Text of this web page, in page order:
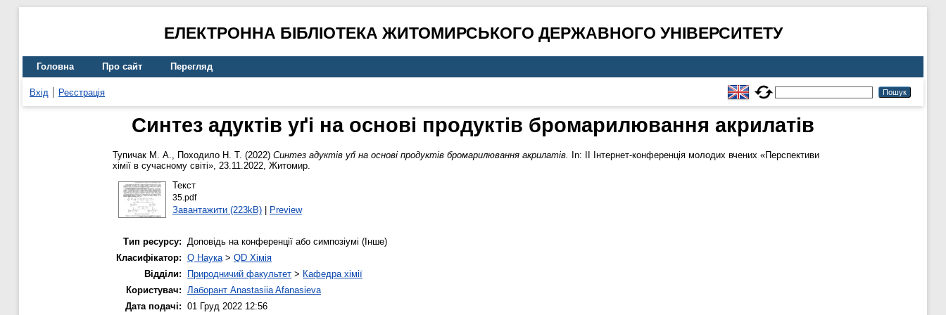
ЕЛЕКТРОННА БІБЛІОТЕКА ЖИТОМИРСЬКОГО ДЕРЖАВНОГО УНІВЕРСИТЕТУ
Головна Про сайт Перегляд
Вхід Реєстрація
Синтез адуктів уґі на основі продуктів бромарилювання акрилатів
Тупичак М. А., Походило Н. Т. (2022) Синтез адуктів уґі на основі продуктів бромарилювання акрилатів.
In: ІІ Інтернет-конференція молодих вчених «Перспективи
хімії в сучасному світі», 23.11.2022, Житомир.
Текст
35.pdf
Завантажити (223kB)| Preview
Тип ресурсу: Доповідь на конференції або симпозіумі (Інше)
Класифікатор: Q Наука> QD Хімія
Відділи:
Природничий факультет > Кафедра хімії
Користувач: Лаборант Anastasiia Afanasieva
Дата подачі: 01 Груд 2022 12:56